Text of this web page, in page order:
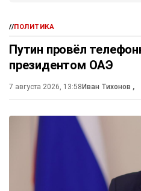
//ПОЛИТИКА
Путин провёл
президентом ОАЭ
7 августа 2026, 13:58 Иван Тихонов ,